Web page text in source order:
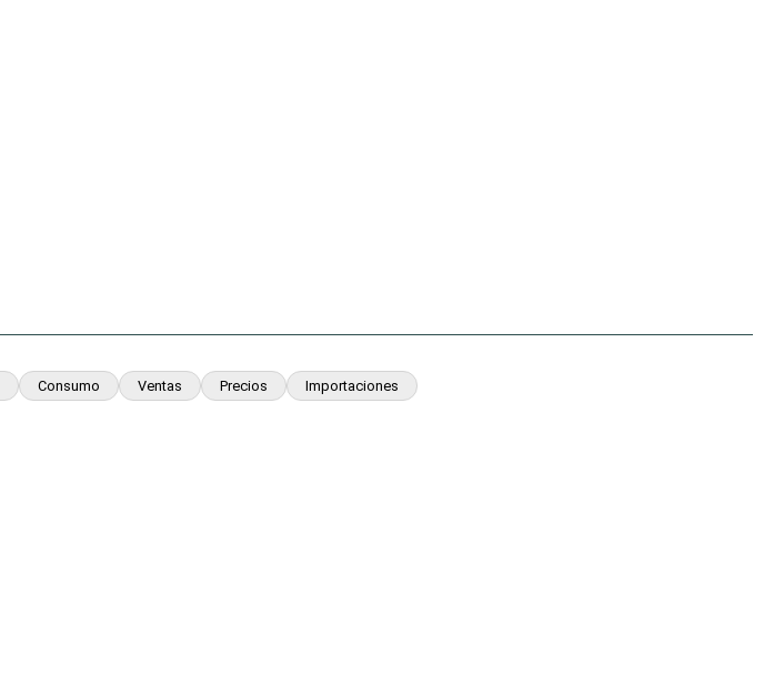
Consumo Ventas Precios Importaciones